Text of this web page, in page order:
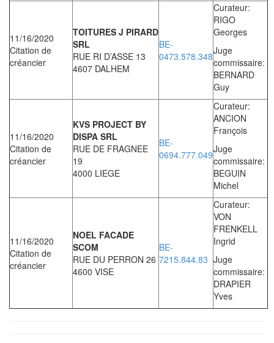
11/16/2020
Citation de
créancier
TOITURES J PIRARD
SRL
RUE RI D’ASSE 13
4607 DALHEM
BE-
0473.578.348
Curateur:
RIGO
Georges
Juge
commissaire:
BERNARD
Guy
11/16/2020
Citation de
créancier
KVS PROJECT BY
DISPA SRL
RUE DE FRAGNEE
19
4000 LIEGE
BE-
0694.777.049
Curateur:
ANCION
François
Juge
commissaire:
BEGUIN
Michel
11/16/2020
Citation de
créancier
NOEL FACADE
SCOM
RUE DU PERRON 26
4600 VISE
BE-
7215.844.83
Curateur:
VON
FRENKELL
Ingrid
Juge
commissaire:
DRAPIER
Yves